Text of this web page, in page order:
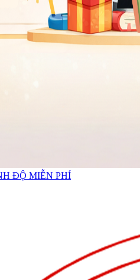
ĐỘ MIỄN PHÍ